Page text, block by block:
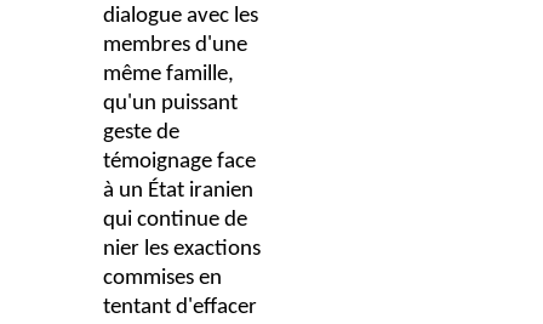
dialogue avec les
membres d'une
même famille,
qu'un puissant
geste de
témoignage face
à un État iranien
qui continue de
nier les exactions
commises en
tentant d'effacer